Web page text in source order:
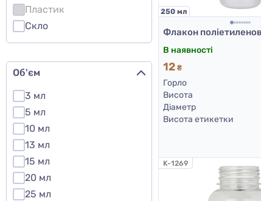
Пластик
Скло
Об'єм
3 мл
5 мл
10 мл
13 мл
15 мл
20 мл
25 мл
250 мл
В наявності
12 ₴
Горло
Висота
Діаметр
Висота етикетки
K-1269